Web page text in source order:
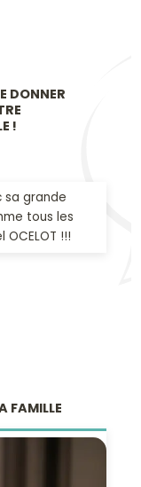
DONNER
!
sa grande
tous les
!!!
FAMILLE